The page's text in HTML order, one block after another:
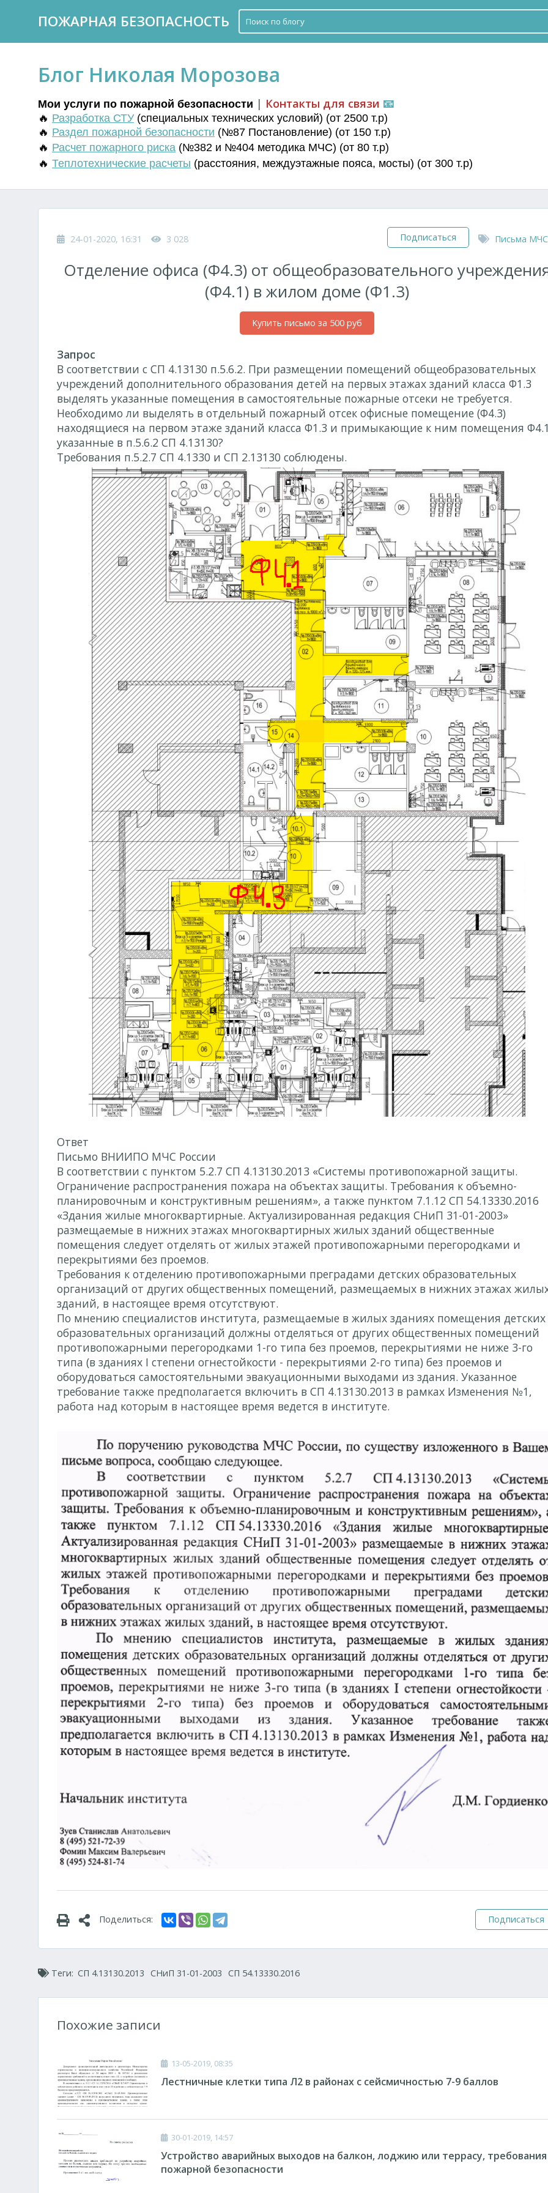
ПОЖАРНАЯ БЕЗОПАСНОСТЬ
Блог Николая Морозова
Мои услуги по пожарной безопасности | Контакты для связи 📧
🔥 Разработка СТУ (специальных технических условий) (от 2500 т.р)
🔥 Раздел пожарной безопасности (№87 Постановление) (от 150 т.р)
🔥 Расчет пожарного риска (№382 и №404 методика МЧС) (от 80 т.р)
🔥 Теплотехнические расчеты (расстояния, междуэтажные пояса, мосты) (от 300 т.р)
24-01-2020, 16:31 3 028 Подписаться Письма МЧС
Отделение офиса (Ф4.3) от общеобразовательного
(Ф4.1) в жилом доме (Ф1.3)
Купить письмо за 500 руб
Запрос
В соответствии с СП 4.13130 п.5.6.2. При размещении помещений общеобразовательных
учреждений дополнительного образования детей на первых этажах зданий класса Ф1.3
выделять указанные помещения в самостоятельные пожарные отсеки не требуется.
Необходимо ли выделять в отдельный пожарный отсек офисные помещение (Ф4.3)
находящиеся на первом этаже зданий класса Ф1.3 и примыкающие к ним помещения
указанные в п.5.6.2 СП 4.13130?
Требования п.5.2.7 СП 4.1330 и СП 2.13130 соблюдены.
Ответ
Письмо ВНИИПО МЧС России
В соответствии с пунктом 5.2.7 СП 4.13130.2013 «Системы противопожарной защиты.
Ограничение распространения пожара на объектах защиты. Требования к объемно-
планировочным и конструктивным решениям», а также пунктом 7.1.12 СП 54.13330.2016
«Здания жилые многоквартирные. Актуализированная редакция СНиП 31-01-2003»
размещаемые в нижних этажах многоквартирных жилых зданий общественные
помещения следует отделять от жилых этажей противопожарными перегородками и
перекрытиями без проемов.
Требования к отделению противопожарными преградами детских образовательных
организаций от других общественных помещений, размещаемых в нижних этажах
зданий, в настоящее время отсутствуют.
По мнению специалистов института, размещаемые в жилых зданиях помещения детских
образовательных организаций должны отделяться от других общественных помещений
противопожарными перегородками 1-го типа без проемов, перекрытиями не ниже 3-го
типа (в зданиях I степени огнестойкости - перекрытиями 2-го типа) без проемов и
оборудоваться самостоятельными эвакуационными выходами из здания. Указанное
требование также предполагается включить в СП 4.13130.2013 в рамках Изменения №1,
работа над которым в настоящее время ведется в институте.
Поделиться: Подписаться
Теги: СП 4.13130.2013 СНиП 31-01-2003 СП 54.13330.2016
Похожие записи
13-05-2019, 08:35
Лестничные клетки типа Л2 в районах с сейсмичностью 7-9 баллов
30-01-2019, 14:57
Устройство аварийных выходов на балкон, лоджию или террасу, требования
пожарной безопасности